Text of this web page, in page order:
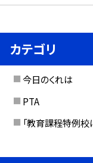
カテゴリ
今日のくれは
PTA
「教育課程特例